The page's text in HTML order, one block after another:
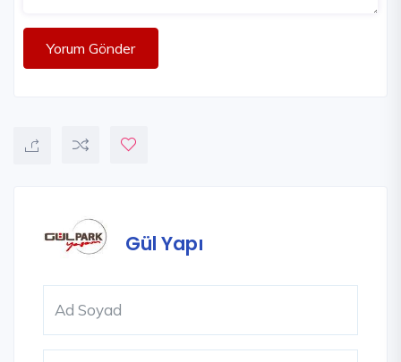
Yorum Gönder
Gül Yapı